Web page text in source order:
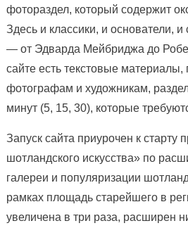
фотораздел, который содержит
Здесь и классики, и основатели,
— от Эдварда Мейбриджа до
сайте есть текстовые
фотографам и художникам,
минут (5, 15, 30), которые
Запуск сайта приурочен к старту
шотландского искусства» по
галереи и популяризации
рамках площадь старейшего в
увеличена в три раза, расширен